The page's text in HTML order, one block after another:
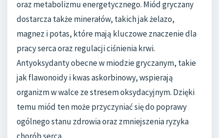
oraz metabolizmu energetycznego. Miód gryczany
dostarcza także minerałów, takich jak żelazo,
magnez i potas, które mają kluczowe znaczenie dla
pracy serca oraz regulacji ciśnienia krwi.
Antyoksydanty obecne w miodzie gryczanym, takie
jak flawonoidy i kwas askorbinowy, wspierają
organizm w walce ze stresem oksydacyjnym. Dzięki
temu miód ten może przyczyniać się do poprawy
ogólnego stanu zdrowia oraz zmniejszenia ryzyka